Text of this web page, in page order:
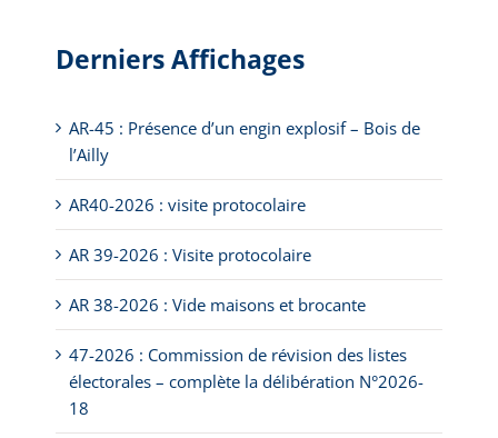
Derniers Affichages
AR-45 : Présence d’un engin explosif – Bois de
l’Ailly
AR40-2026 : visite protocolaire
AR 39-2026 : Visite protocolaire
AR 38-2026 : Vide maisons et brocante
47-2026 : Commission de révision des listes
électorales – complète la délibération N°2026-
18